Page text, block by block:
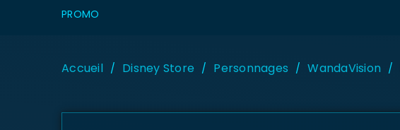
PROMO
Accueil / Disney Store / Personnages / WandaVision /